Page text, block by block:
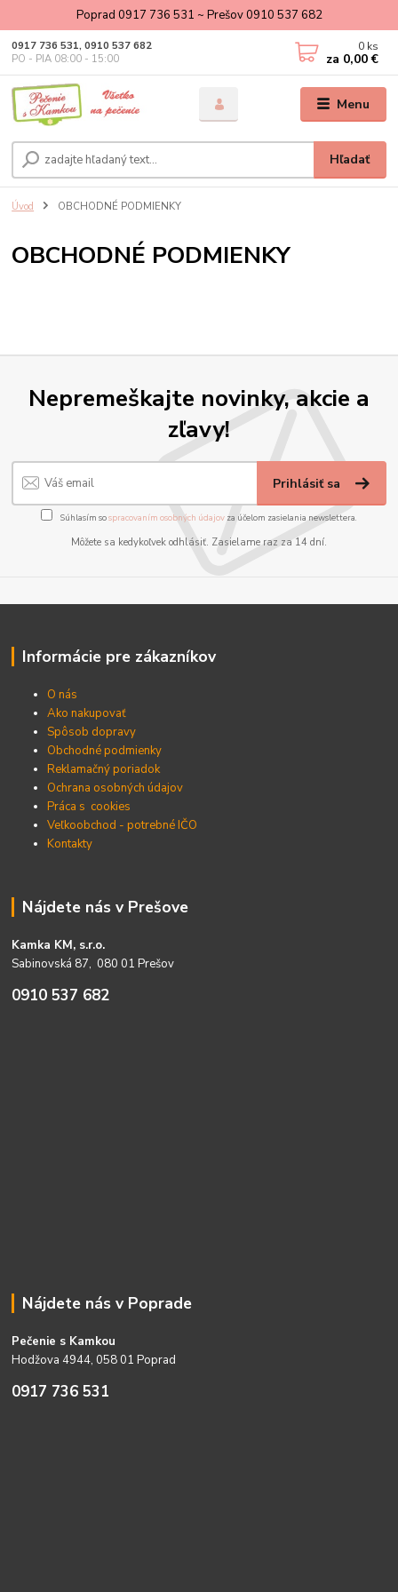
Poprad 0917 736 531 ~ Prešov 0910 537 682
Menu
Hľadať
0917 736 531, 0910 537 682
PO - PIA 08:00 - 15:00
0 ks
za 0,00 €
Úvod OBCHODNÉ PODMIENKY
OBCHODNÉ PODMIENKY
Nepremeškajte novinky, akcie a
zľavy!
Prihlásiť sa
Súhlasím sospracovaním osobných údajov za účelom zasielania newslettera.
Môžete sa kedykoľvek odhlásiť. Zasielame raz za 14 dní.
Informácie pre zákazníkov
O nás
Ako nakupovať
Spôsob dopravy
Obchodné podmienky
Reklamačný poriadok
Ochrana osobných údajov
Práca s cookies
Veľkoobchod - potrebné IČO
Kontakty
Nájdete nás v Prešove
Kamka KM, s.r.o.
Sabinovská 87, 080 01 Prešov
0910 537 682
Nájdete nás v Poprade
Pečenie s Kamkou
Hodžova 4944, 058 01 Poprad
0917 736 531